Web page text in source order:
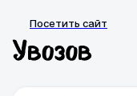
Посетить сайт